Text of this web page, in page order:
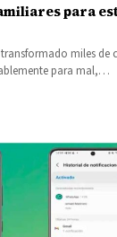
para
miles de
para mal,…